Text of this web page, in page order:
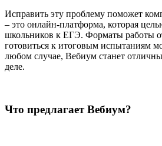
Исправить эту проблему поможет
– это онлайн-платформа, которая
школьников к ЕГЭ. Форматы работы
готовиться к итоговым испытаниям
любом случае, Вебиум станет
деле.
Что предлагает Вебиум?